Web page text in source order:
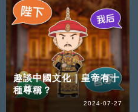
趣談中國文化｜皇帝有十
種尊稱？
2024-07-27